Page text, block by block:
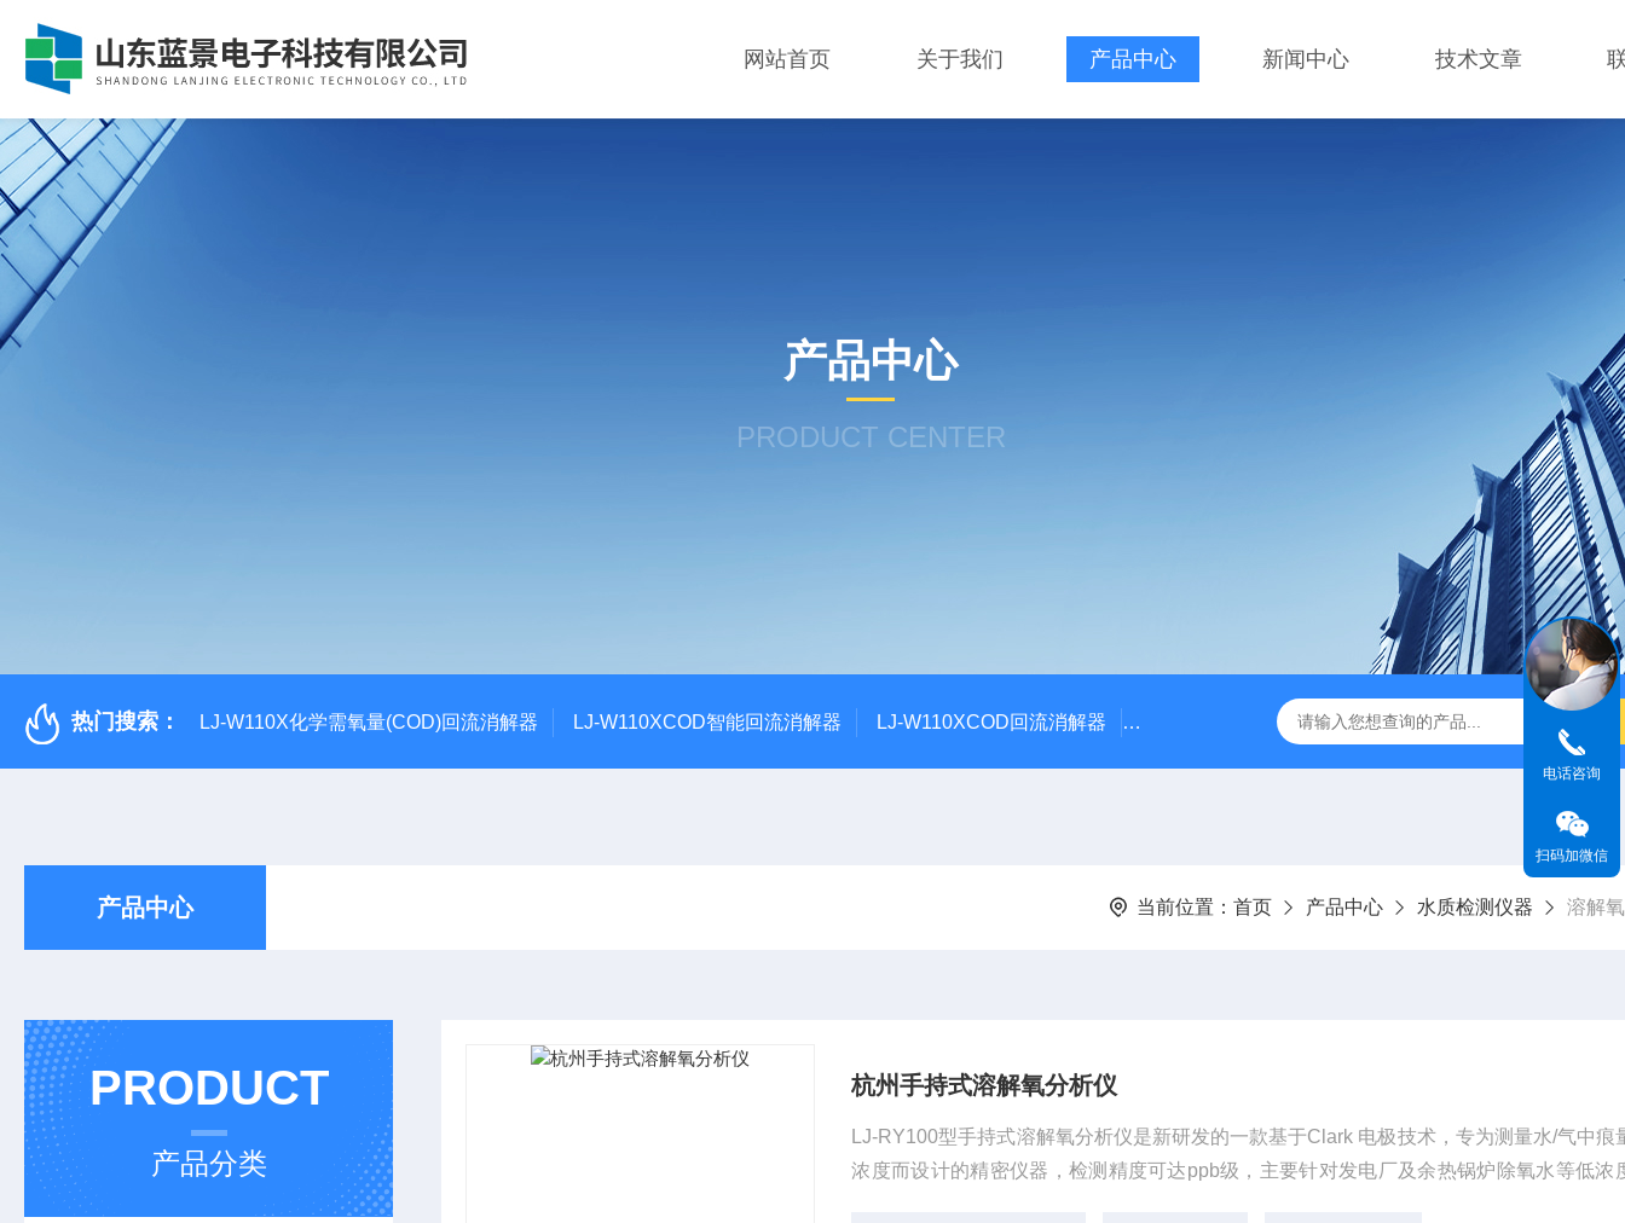
网站首页 关于我们 产品中心 新闻中心 技术文章
产品中心
PRODUCT CENTER
热门搜索： LJ-W110X化学需氧量(COD)回流消解器 LJ-W110XCOD智能回流消解器 LJ-W110XCOD回流消解器 LJ-W110X标准COD消解器 LJ-W110XCOD消解器
产品中心 当前位置： 首页 产品中心 水质检测仪器 溶解
PRODUCT
产品分类
杭州手持式溶解氧分析仪
LJ-RY100型手持式溶解氧分析仪是新研发的一款基于Clark 电极技术，专为测量水/气中痕
浓度而设计的精密仪器，检测精度可达ppb级，主要针对发电厂及余热锅炉除氧水等低浓
电话咨询
扫码加微信